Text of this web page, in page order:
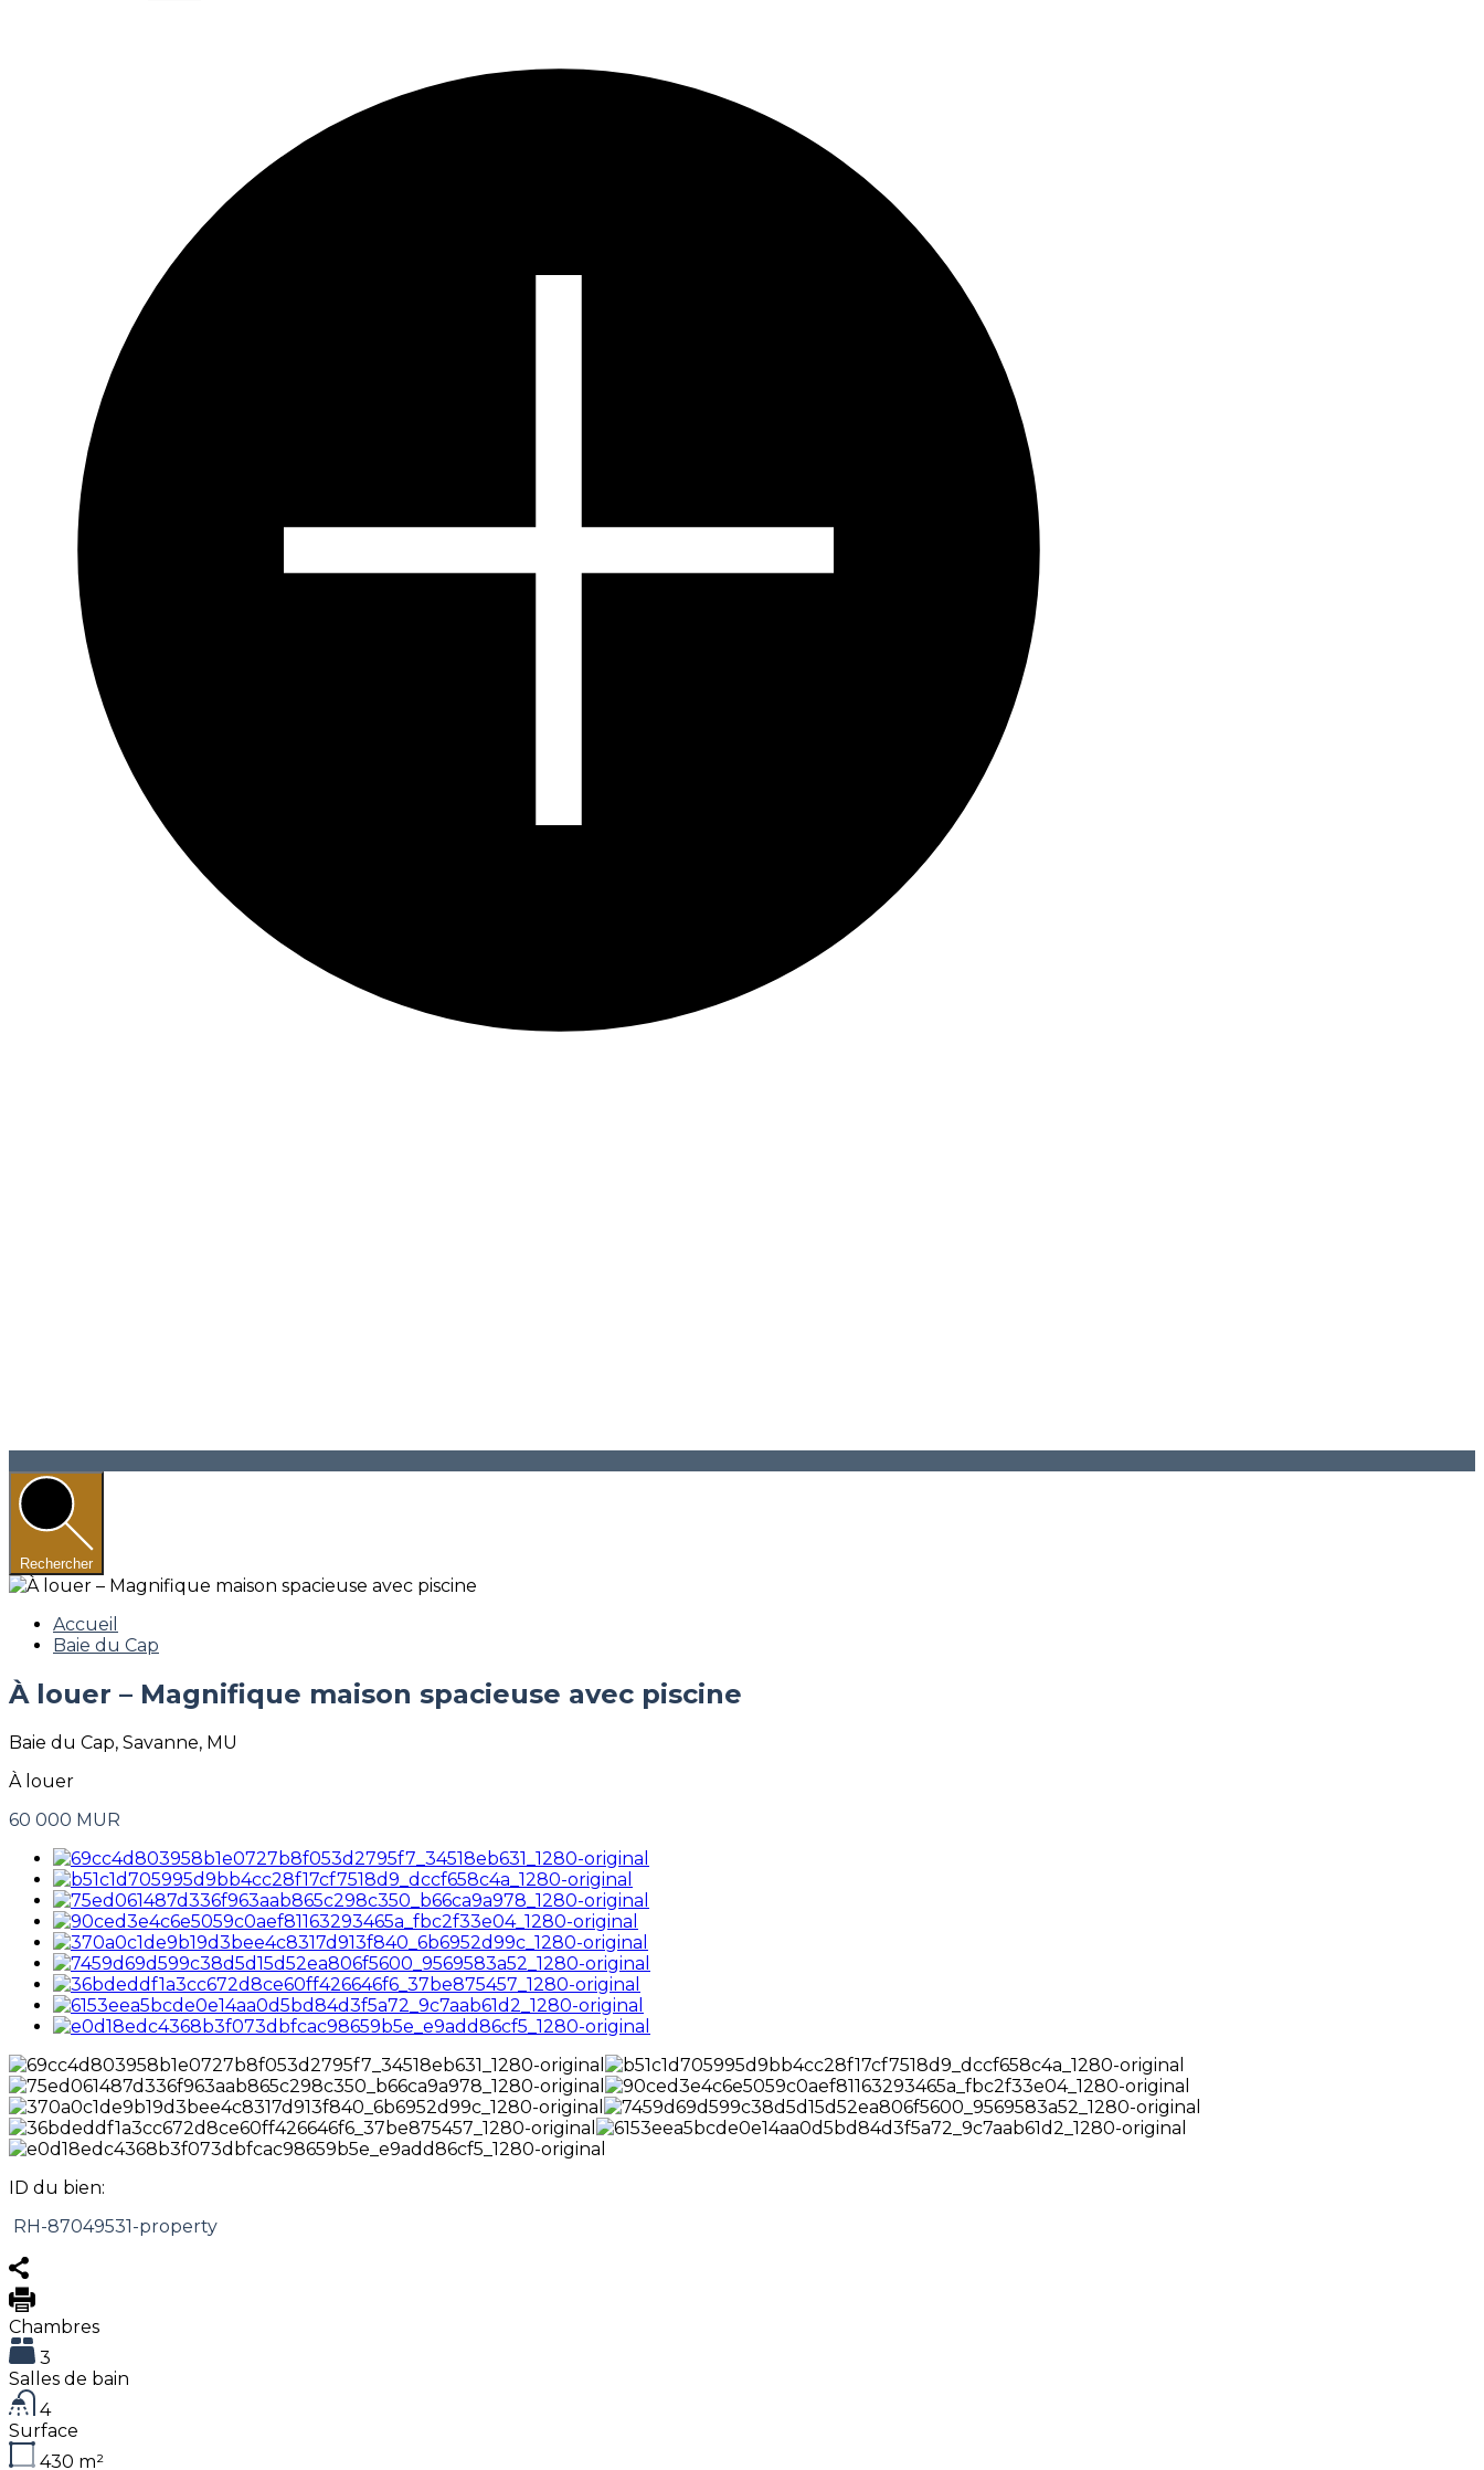
Rechercher
Accueil
Baie du Cap
À louer – Magnifique maison spacieuse avec piscine
Baie du Cap, Savanne, MU
À louer
60 000 MUR
ID du bien:
RH-87049531-property
Chambres
3
Salles de bain
4
Surface
430 m²